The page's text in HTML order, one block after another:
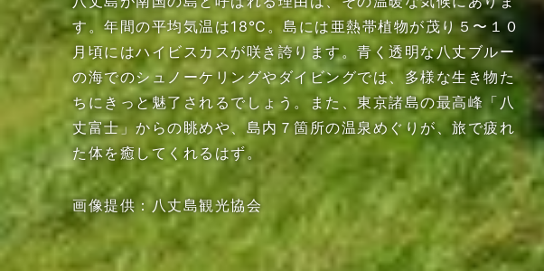
す。年間の平均気温は18℃。島には亜熱帯植物が茂り５〜１０
月頃にはハイビスカスが咲き誇ります。青く透明な八丈ブルー
の海でのシュノーケリングやダイビングでは、多様な生き物た
ちにきっと魅了されるでしょう。また、東京諸島の最高峰「八
丈富士」からの眺めや、島内７箇所の温泉めぐりが、旅で疲れ
た体を癒してくれるはず。
画像提供：八丈島観光協会